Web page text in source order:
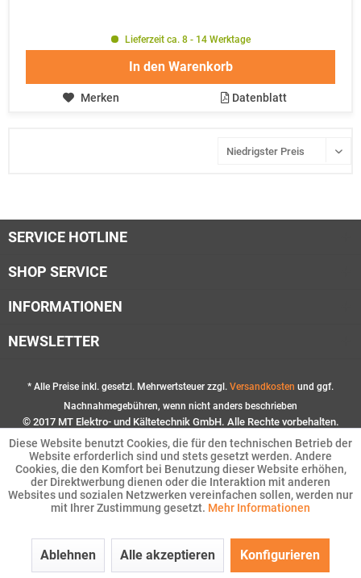
Lieferzeit ca. 8 - 14 Werktage
In den Warenkorb
Merken Datenblatt
SERVICE HOTLINE
SHOP SERVICE
INFORMATIONEN
NEWSLETTER
* Alle Preise inkl. gesetzl. Mehrwertsteuer zzgl. Versandkosten und ggf.
Nachnahmegebühren, wenn nicht anders beschrieben
© 2017 MT Elektro- und Kältetechnik GmbH. Alle Rechte vorbehalten.
Diese Website benutzt Cookies, die für den technischen Betrieb der
Website erforderlich sind und stets gesetzt werden. Andere
Cookies, die den Komfort bei Benutzung dieser Website erhöhen,
der Direktwerbung dienen oder die Interaktion mit anderen
Websites und sozialen Netzwerken vereinfachen sollen, werden nur
mit Ihrer Zustimmung gesetzt. Mehr Informationen
Ablehnen Alle akzeptieren Konfigurieren